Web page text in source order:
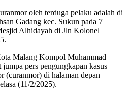
oleh terduga pelaku adalah di
Gadang kec. Sukun pada 7
Alhidayah di Jln Kolonel
Malang Kompol Muhammad
pers pengungkapan kasus
(curanmor) di halaman depan
(11/2/2025).